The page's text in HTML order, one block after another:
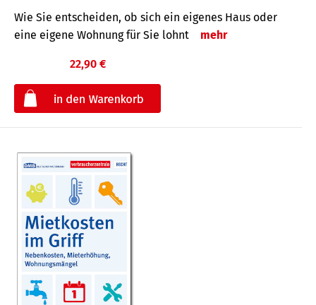
Wie Sie entscheiden, ob sich ein eigenes Haus oder
eine eigene Wohnung für Sie lohnt
mehr
22,90 €